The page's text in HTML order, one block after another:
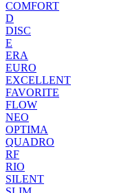
COMFORT
D
DISC
E
ERA
EURO
EXCELLENT
FAVORITE
FLOW
NEO
OPTIMA
QUADRO
RF
RIO
SILENT